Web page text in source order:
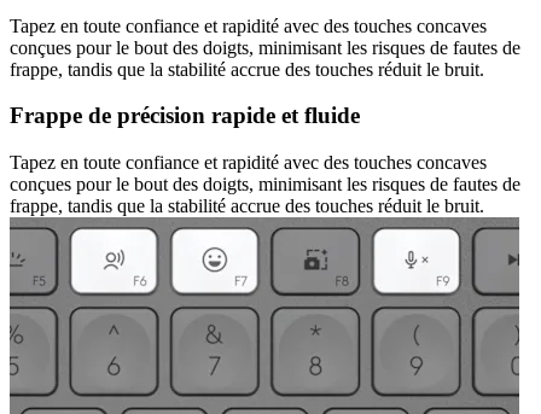
Tapez en toute confiance et rapidité avec des touches concaves
conçues pour le bout des doigts, minimisant les risques de fautes de
frappe, tandis que la stabilité accrue des touches réduit le bruit.
Frappe de précision rapide et fluide
Tapez en toute confiance et rapidité avec des touches concaves
conçues pour le bout des doigts, minimisant les risques de fautes de
frappe, tandis que la stabilité accrue des touches réduit le bruit.